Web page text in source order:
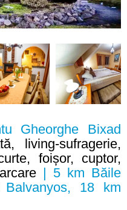
Gheorghe Bixad
living-sufragerie,
foișor, cuptor,
| 5 km Băile
18 km